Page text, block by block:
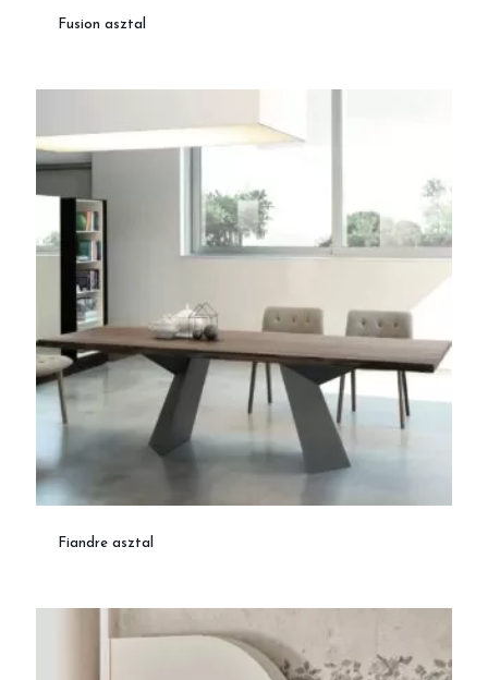
Fusion asztal
Fiandre asztal